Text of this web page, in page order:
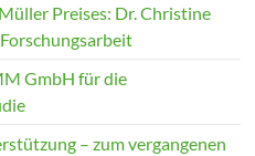
Preises: Dr. Christine
GmbH für die
– zum vergangenen